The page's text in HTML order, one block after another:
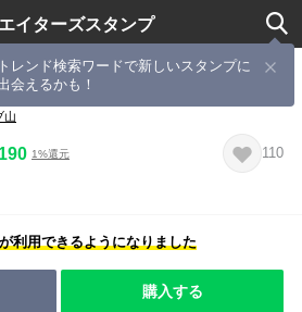
イターズスタンプ
トレンド検索ワードで新しいスタンプに
会えるかも！
ニーちゃん
山
1%還元 110
利用できるようになりました
購入する